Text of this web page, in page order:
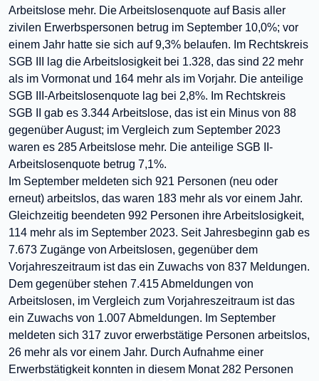
Arbeitslose mehr. Die Arbeitslosenquote auf Basis aller
zivilen Erwerbspersonen betrug im September 10,0%; vor
einem Jahr hatte sie sich auf 9,3% belaufen. Im Rechtskreis
SGB III lag die Arbeitslosigkeit bei 1.328, das sind 22 mehr
als im Vormonat und 164 mehr als im Vorjahr. Die anteilige
SGB III-Arbeitslosenquote lag bei 2,8%. Im Rechtskreis
SGB II gab es 3.344 Arbeitslose, das ist ein Minus von 88
gegenüber August; im Vergleich zum September 2023
waren es 285 Arbeitslose mehr. Die anteilige SGB II-
Arbeitslosenquote betrug 7,1%.
Im September meldeten sich 921 Personen (neu oder
erneut) arbeitslos, das waren 183 mehr als vor einem Jahr.
Gleichzeitig beendeten 992 Personen ihre Arbeitslosigkeit,
114 mehr als im September 2023. Seit Jahresbeginn gab es
7.673 Zugänge von Arbeitslosen, gegenüber dem
Vorjahreszeitraum ist das ein Zuwachs von 837 Meldungen.
Dem gegenüber stehen 7.415 Abmeldungen von
Arbeitslosen, im Vergleich zum Vorjahreszeitraum ist das
ein Zuwachs von 1.007 Abmeldungen. Im September
meldeten sich 317 zuvor erwerbstätige Personen arbeitslos,
26 mehr als vor einem Jahr. Durch Aufnahme einer
Erwerbstätigkeit konnten in diesem Monat 282 Personen